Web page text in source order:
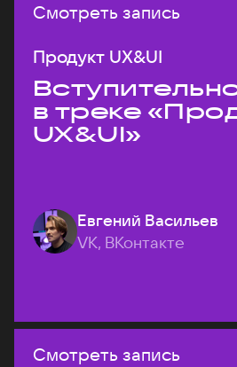
Смотреть запись
Продукт UX&UI
в треке
UX&UI»
Евгений Васильев
VK, ВКонтакте
Смотреть запись